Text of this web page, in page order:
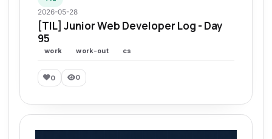
2026-05-28
[TIL] Junior Web Developer Log - Day
95
work work-out cs
0 0